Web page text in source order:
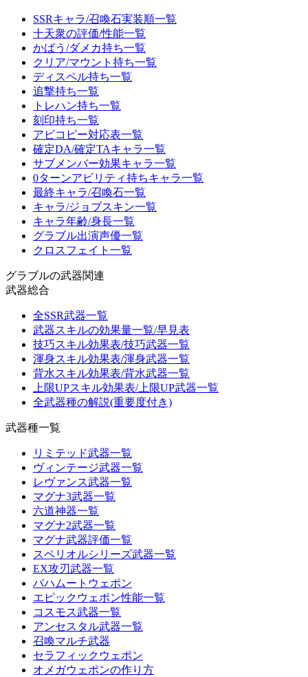
SSRキャラ/召喚石実装順一覧
十天衆の評価/性能一覧
かばう/ダメカ持ち一覧
クリア/マウント持ち一覧
ディスペル持ち一覧
追撃持ち一覧
トレハン持ち一覧
刻印持ち一覧
アビコピー対応表一覧
確定DA/確定TAキャラ一覧
サブメンバー効果キャラ一覧
0ターンアビリティ持ちキャラ一覧
最終キャラ/召喚石一覧
キャラ/ジョブスキン一覧
キャラ年齢/身長一覧
グラブル出演声優一覧
クロスフェイト一覧
グラブルの武器関連
武器総合
全SSR武器一覧
武器スキルの効果量一覧/早見表
技巧スキル効果表/技巧武器一覧
渾身スキル効果表/渾身武器一覧
背水スキル効果表/背水武器一覧
上限UPスキル効果表/上限UP武器一覧
全武器種の解説(重要度付き)
武器種一覧
リミテッド武器一覧
ヴィンテージ武器一覧
レヴァンス武器一覧
マグナ3武器一覧
六道神器一覧
マグナ2武器一覧
マグナ武器評価一覧
スペリオルシリーズ武器一覧
EX攻刃武器一覧
バハムートウェポン
エピックウェポン性能一覧
コスモス武器一覧
アンセスタル武器一覧
召喚マルチ武器
セラフィックウェポン
オメガウェポンの作り方